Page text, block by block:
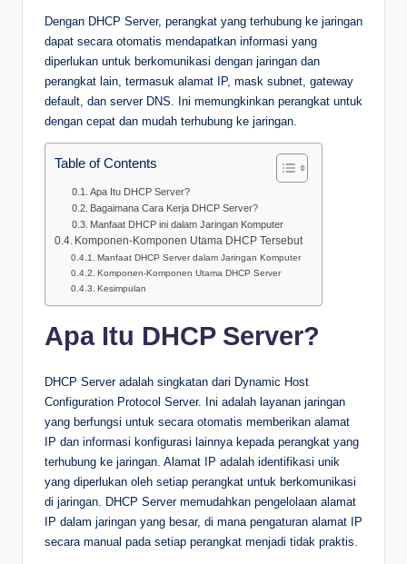
Dengan DHCP Server, perangkat yang terhubung ke jaringan
dapat secara otomatis mendapatkan informasi yang
diperlukan untuk berkomunikasi dengan jaringan dan
perangkat lain, termasuk alamat IP, mask subnet, gateway
default, dan server DNS. Ini memungkinkan perangkat untuk
dengan cepat dan mudah terhubung ke jaringan.
Table of Contents
Apa Itu DHCP Server?
Bagaimana Cara Kerja DHCP Server?
Manfaat DHCP ini dalam Jaringan Komputer
Komponen-Komponen Utama DHCP Tersebut
Manfaat DHCP Server dalam Jaringan Komputer
Komponen-Komponen Utama DHCP Server
Kesimpulan
Apa Itu DHCP Server?
DHCP Server adalah singkatan dari Dynamic Host
Configuration Protocol Server. Ini adalah layanan jaringan
yang berfungsi untuk secara otomatis memberikan alamat
IP dan informasi konfigurasi lainnya kepada perangkat yang
terhubung ke jaringan. Alamat IP adalah identifikasi unik
yang diperlukan oleh setiap perangkat untuk berkomunikasi
di jaringan. DHCP Server memudahkan pengelolaan alamat
IP dalam jaringan yang besar, di mana pengaturan alamat IP
secara manual pada setiap perangkat menjadi tidak praktis.